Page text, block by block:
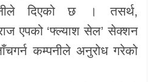
दिएको छ । तसर्थ,
एपको ‘फ्ल्याश सेल’ सेक्शन
कम्पनीले अनुरोध गरेको